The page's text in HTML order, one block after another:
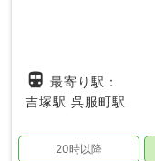
directions_subway 最寄り駅：
吉塚駅 呉服町駅
20時以降